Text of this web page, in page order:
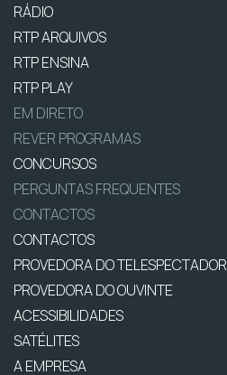
RÁDIO
RTP ARQUIVOS
RTP ENSINA
RTP PLAY
EM DIRETO
REVER PROGRAMAS
CONCURSOS
PERGUNTAS FREQUENTES
CONTACTOS
CONTACTOS
PROVEDORA DO TELESPECTADOR
PROVEDORA DO OUVINTE
ACESSIBILIDADES
SATÉLITES
A EMPRESA